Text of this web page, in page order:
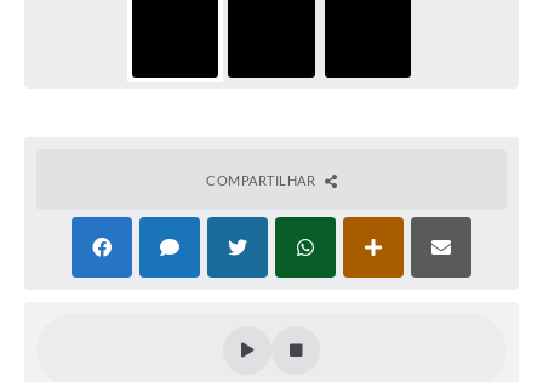
COMPARTILHAR